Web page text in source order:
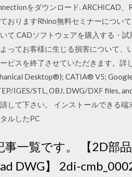
をダウンロード. ARCHICAD
おりますRhino無料セミナーについ
て CADソフトウェアを購入する・
ってお客様に生じる損害について
ビスを終了させていただきます。
Desktop®); CATIA® V5;
IGES/STL, OBJ, DWG/DXF files,
して下さい。 インストールできる
ルしたPC
事一覧です。 【2D部
DWG】 2di-